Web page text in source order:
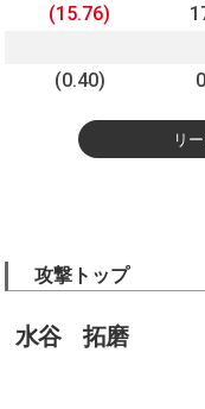
(15.76)
(0.40)
リ
攻撃トップ
水谷 拓磨